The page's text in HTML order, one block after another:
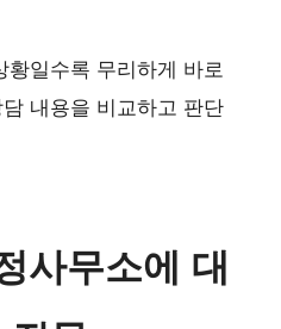
황일수록 무리하게 바로
내용을 비교하고 판단
사무소에 대